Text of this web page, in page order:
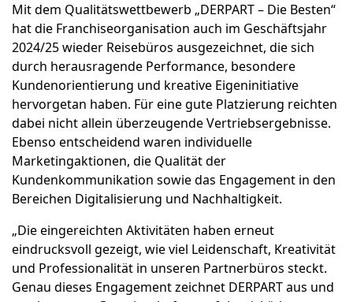
Mit dem Qualitätswettbewerb „DERPART – Die Besten“
hat die Franchiseorganisation auch im Geschäftsjahr
2024/25 wieder Reisebüros ausgezeichnet, die sich
durch herausragende Performance, besondere
Kundenorientierung und kreative Eigeninitiative
hervorgetan haben. Für eine gute Platzierung reichten
dabei nicht allein überzeugende Vertriebsergebnisse.
Ebenso entscheidend waren individuelle
Marketingaktionen, die Qualität der
Kundenkommunikation sowie das Engagement in den
Bereichen Digitalisierung und Nachhaltigkeit.
„Die eingereichten Aktivitäten haben erneut
eindrucksvoll gezeigt, wie viel Leidenschaft, Kreativität
und Professionalität in unseren Partnerbüros steckt.
Genau dieses Engagement zeichnet DERPART aus und